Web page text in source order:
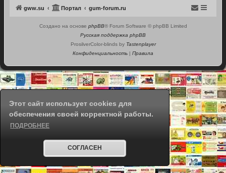
Этот сайт использует cookies для
обеспечения своей корректной работы.
ПОДРОБНЕЕ
СОГЛАСЕН
gww.su Портал gum-forum.ru
Создано на основе phpBB® Forum Software © phpBB Limited
Русская поддержка phpBB
ProsilverColor-blinds by Tastenplayer
Конфиденциальность | Правила